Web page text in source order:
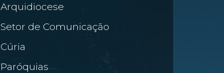
Arquidiocese
Setor de Comunicação
Cúria
Paróquias